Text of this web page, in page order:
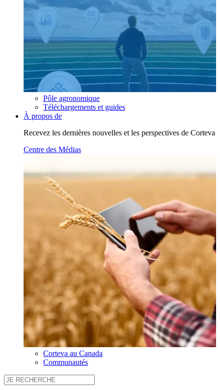
Pôle agronomique
Téléchargements et guides
À propos de
Recevez les dernières nouvelles et les perspectives de Corteva
Centre des Médias
Corteva au Canada
Communautés